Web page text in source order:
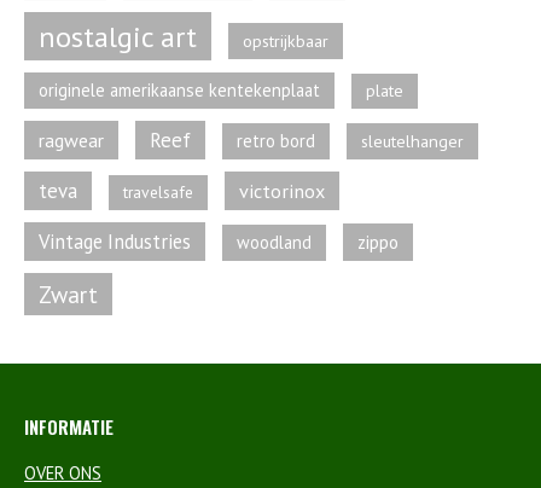
nostalgic art opstrijkbaar
originele amerikaanse kentekenplaat plate
ragwear Reef retro bord sleutelhanger
teva travelsafe victorinox
Vintage Industries woodland zippo
Zwart
INFORMATIE
OVER ONS